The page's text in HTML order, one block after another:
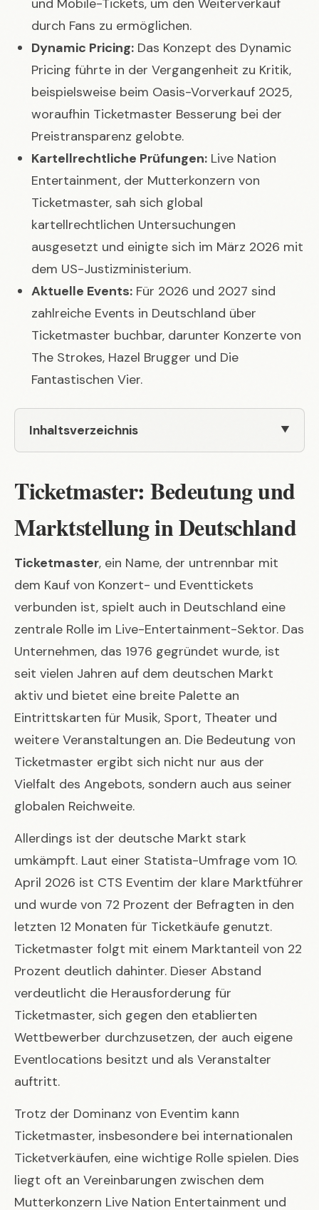
durch Fans zu ermöglichen.
Dynamic Pricing: Das Konzept des Dynamic
Pricing führte in der Vergangenheit zu Kritik,
beispielsweise beim Oasis-Vorverkauf 2025,
woraufhin Ticketmaster Besserung bei der
Preistransparenz gelobte.
Kartellrechtliche Prüfungen: Live Nation
Entertainment, der Mutterkonzern von
Ticketmaster, sah sich global
kartellrechtlichen Untersuchungen
ausgesetzt und einigte sich im März 2026 mit
dem US-Justizministerium.
Aktuelle Events: Für 2026 und 2027 sind
zahlreiche Events in Deutschland über
Ticketmaster buchbar, darunter Konzerte von
The Strokes, Hazel Brugger und Die
Fantastischen Vier.
Inhaltsverzeichnis
Ticketmaster: Bedeutung und
Marktstellung in Deutschland
Ticketmaster, ein Name, der untrennbar mit
dem Kauf von Konzert- und Eventtickets
verbunden ist, spielt auch in Deutschland eine
zentrale Rolle im Live-Entertainment-Sektor. Das
Unternehmen, das 1976 gegründet wurde, ist
seit vielen Jahren auf dem deutschen Markt
aktiv und bietet eine breite Palette an
Eintrittskarten für Musik, Sport, Theater und
weitere Veranstaltungen an. Die Bedeutung von
Ticketmaster ergibt sich nicht nur aus der
Vielfalt des Angebots, sondern auch aus seiner
globalen Reichweite.
Allerdings ist der deutsche Markt stark
umkämpft. Laut einer Statista-Umfrage vom 10.
April 2026 ist CTS Eventim der klare Marktführer
und wurde von 72 Prozent der Befragten in den
letzten 12 Monaten für Ticketkäufe genutzt.
Ticketmaster folgt mit einem Marktanteil von 22
Prozent deutlich dahinter. Dieser Abstand
verdeutlicht die Herausforderung für
Ticketmaster, sich gegen den etablierten
Wettbewerber durchzusetzen, der auch eigene
Eventlocations besitzt und als Veranstalter
auftritt.
Trotz der Dominanz von Eventim kann
Ticketmaster, insbesondere bei internationalen
Ticketverkäufen, eine wichtige Rolle spielen. Dies
liegt oft an Vereinbarungen zwischen dem
Mutterkonzern Live Nation Entertainment und